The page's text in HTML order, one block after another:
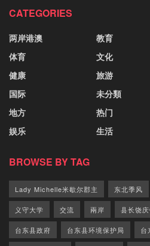
CATEGORIES
两岸港澳
体育
健康
国际
地方
娱乐
教育
文化
旅游
未分類
热门
生活
BROWSE BY TAG
Lady Michelle米歇尔郡主 东北季风
义守大学 交流 兩岸 县长饶
台东县政府 台东县环境保护局 台